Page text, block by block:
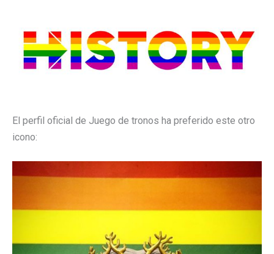
El perfil oficial de Juego de tronos ha preferido este otro
icono: